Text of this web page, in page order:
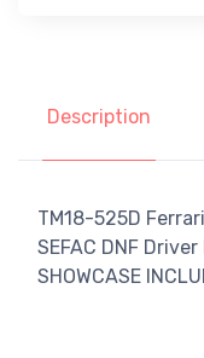
Description
TM18-525D
SEFAC DNF
SHOWCASE